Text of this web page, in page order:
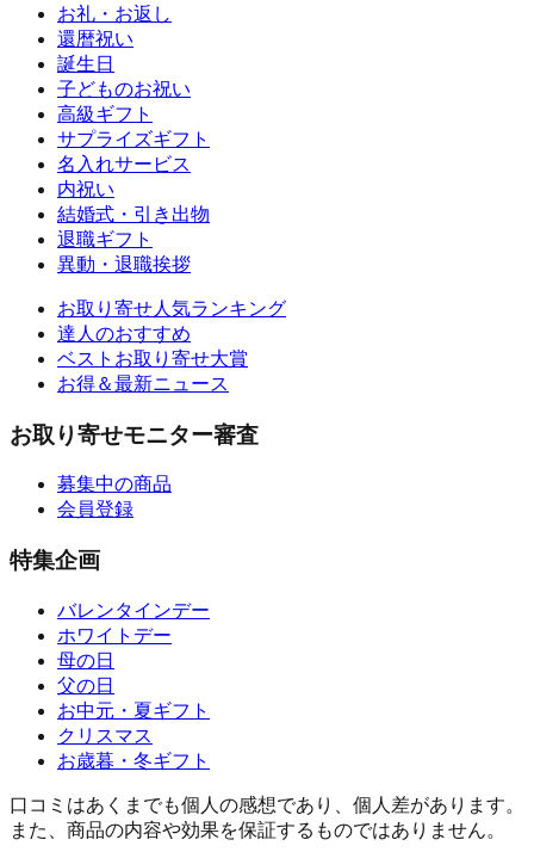
お礼・お返し
還暦祝い
誕生日
子どものお祝い
高級ギフト
サプライズギフト
名入れサービス
内祝い
結婚式・引き出物
退職ギフト
異動・退職挨拶
お取り寄せ人気ランキング
達人のおすすめ
ベストお取り寄せ大賞
お得＆最新ニュース
お取り寄せモニター審査
募集中の商品
会員登録
特集企画
バレンタインデー
ホワイトデー
母の日
父の日
お中元・夏ギフト
クリスマス
お歳暮・冬ギフト
口コミはあくまでも個人の感想であり、個人差があります。
また、商品の内容や効果を保証するものではありません。